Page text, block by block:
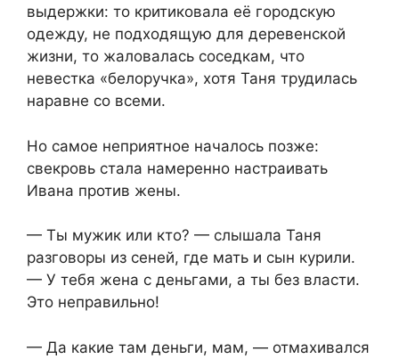
выдержки: то критиковала её городскую
одежду, не подходящую для деревенской
жизни, то жаловалась соседкам, что
невестка «белоручка», хотя Таня трудилась
наравне со всеми.
Но самое неприятное началось позже:
свекровь стала намеренно настраивать
Ивана против жены.
— Ты мужик или кто? — слышала Таня
разговоры из сеней, где мать и сын курили.
— У тебя жена с деньгами, а ты без власти.
Это неправильно!
— Да какие там деньги, мам, — отмахивался